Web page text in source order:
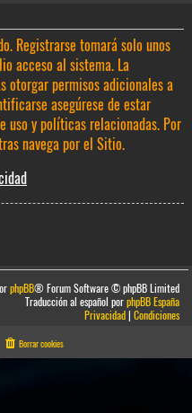
Registrarse tomará solo unos
acceso al sistema. La
otorgar permisos adicionales a
asegúrese de estar
uso y políticas relacionadas. Por
navega por el Sitio.
phpBB® Forum Software © phpBB Limited
Traducción al español porphpBB España
Privacidad|Condiciones
Borrar cookies